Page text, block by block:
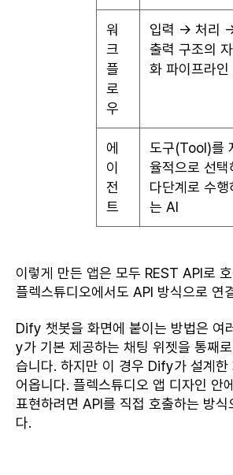
워
크
플
로
우
입력 → 처리
출력 구조의
화 파이프라인
에
이
전
트
도구(Tool)를
율적으로 선택
다단계로 수행
는 AI
이렇게 만든 앱은 모두 REST API로
플렉스튜디오에서도 API 방식으로 연
Dify 챗봇을 화면에 붙이는 방법은 여
y가 기본 제공하는 채팅 위젯을 통째
습니다. 하지만 이 경우 Dify가 설계한
어옵니다. 플렉스튜디오 앱 디자인 안
표현하려면 API를 직접 호출하는 방식
다.